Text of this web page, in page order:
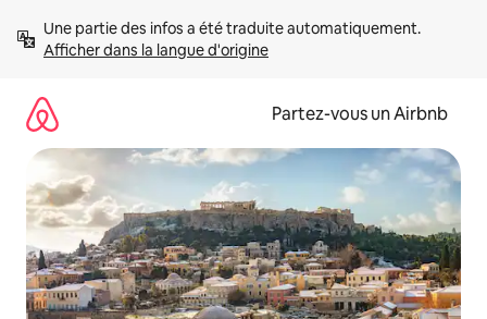
directement
Afficher dans la langue d'origine
Partez-vous un Airbnb